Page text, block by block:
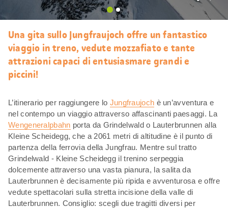
Mi
piace
Una gita sullo Jungfraujoch offre un fantastico
viaggio in treno, vedute mozzafiato e tante
attrazioni capaci di entusiasmare grandi e
piccini!
L’itinerario per raggiungere lo Jungfraujoch è un’avventura e
nel contempo un viaggio attraverso affascinanti paesaggi. La
Wengeneralpbahn porta da Grindelwald o Lauterbrunnen alla
Kleine Scheidegg, che a 2061 metri di altitudine è il punto di
partenza della ferrovia della Jungfrau. Mentre sul tratto
Grindelwald - Kleine Scheidegg il trenino serpeggia
dolcemente attraverso una vasta pianura, la salita da
Lauterbrunnen è decisamente più ripida e avventurosa e offre
vedute spettacolari sulla stretta incisione della valle di
Lauterbrunnen. Consiglio: scegli due tragitti diversi per